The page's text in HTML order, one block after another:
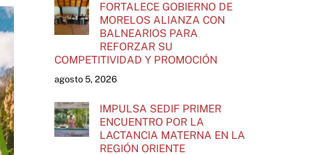
FORTALECE GOBIERNO DE
MORELOS ALIANZA CON
BALNEARIOS PARA
REFORZAR SU
COMPETITIVIDAD Y PROMOCIÓN
agosto 5, 2026
IMPULSA SEDIF PRIMER
ENCUENTRO POR LA
LACTANCIA MATERNA EN LA
REGIÓN ORIENTE